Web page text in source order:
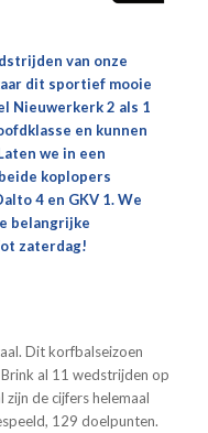
van onze
dit sportief mooie
Nieuwerkerk 2 als 1
en kunnen
we in een
koplopers
4 en GKV 1. We
belangrijke
zaterdag!
Dit korfbalseizoen
al 11 wedstrijden op
zijn de cijfers helemaal
129 doelpunten.